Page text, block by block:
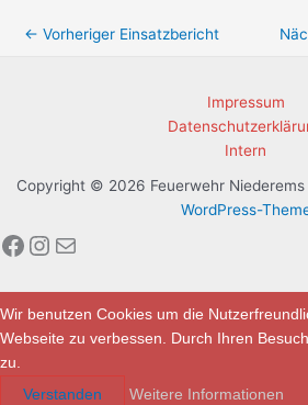
← Vorheriger Einsatzbericht
Impressum
Intern
Copyright © 2026 Feuerwehr
WordPress-
Facebook
Instagram
E-Mail
Wir benutzen Cookies um die
Webseite zu verbessen. Durch Ihren
zu.
Verstanden
Weitere Informationen